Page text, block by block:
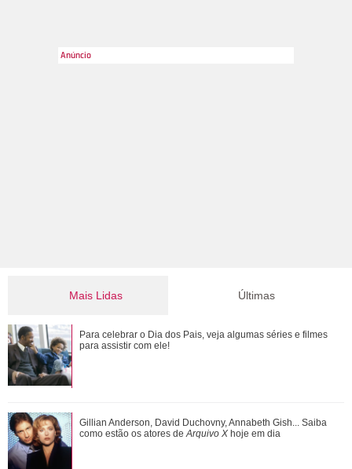
Mais Lidas
Bruna Marquezine, Camila Cabello, Hailey Bieber...
Relembre os amores - e affairs - de Shawn ...
Além de Ariana Grande, confira famosas que já foram
criticadas pelos corpos magros (e rebat...
Últimas
Para celebrar o Dia dos Pais, veja algumas séries e filmes
para assistir com ele!
Gillian Anderson, David Duchovny, Annabeth Gish... Saiba
como estão os atores deArquivo X hoje em dia